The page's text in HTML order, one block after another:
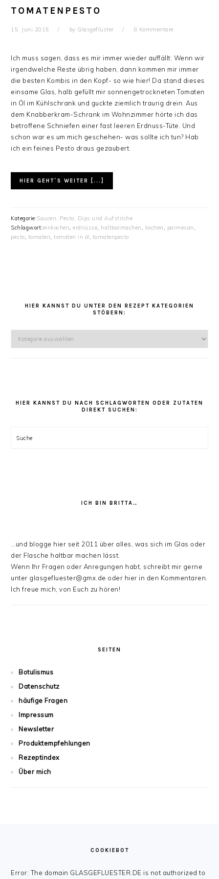
TOMATENPESTO
15. Juni 2015 by Glasgeflüster 8 Kommentare
Ich muss sagen, dass es mir immer wieder auffällt: Wenn wir
irgendwelche Reste übrig haben, dann kommen mir immer
die besten Kombis in den Kopf- so wie hier! Da stand dieses
einsame Glas, halb gefüllt mir sonnengetrockneten Tomaten
in Öl im Kühlschrank und guckte ziemlich traurig drein. Aus
dem Knabberkram-Schrank im Wohnzimmer hörte ich das
betroffene Schniefen einer fast leeren Erdnuss-Tüte. Und
schon war es um mich geschehen- was sollte ich tun? Hab
ich ein feines Pesto draus gezaubert.
HIER GEHT´S WEITER [...]
Kategorie:Saucen, Pesto, Dips und Aufstriche
Schlagwort:einkochen,erdnüsse, haltbarmachen , kochen , parmesan ,
pesto, tomaten,tomaten in öl , tomatenpesto
HIER KANNST DU UNTER DEN REZEPT KATEGORIEN
STÖBERN:
Kategorien
HIER KANNST DU NACH SCHLAGWORTEN ODER ZUTATEN
DIREKT SUCHEN:
Suche
ICH BIN BRITTA…
…und blogge hier seit 2011 über alles, was sich im Glas oder
der Flasche haltbar machen lässt.
Wenn Ihr Fragen oder Anregungen habt, schreibt mir gerne
unter glasgefluester@gmx.de oder hier in den Kommentaren.
Ich freue mich, von Euch zu hören!
SEITEN
Botulismus
Datenschutz
häufige Fragen
Impressum
Newsletter
Produktempfehlungen
Rezeptindex
Über mich
COOKIEBOT
Error: The domain GLASGEFLUESTER.DE is not authorized to